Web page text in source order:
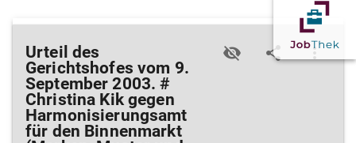
Urteil des
Gerichtshofes vom 9.
September 2003. #
Christina Kik gegen
Harmonisierungsamt
für den Binnenmarkt
visibility_off share more_vert